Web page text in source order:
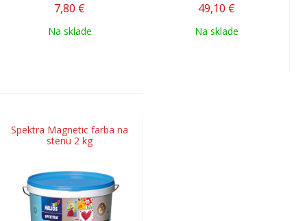
7,80 €
Na sklade
49,10 €
Na sklade
Spektra Magnetic farba na
stenu 2 kg